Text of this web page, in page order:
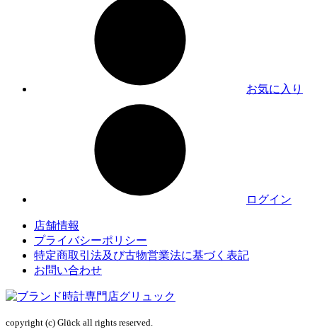
お気に入り
ログイン
店舗情報
プライバシーポリシー
特定商取引法及び古物営業法に基づく表記
お問い合わせ
copyright (c) Glück all rights reserved.